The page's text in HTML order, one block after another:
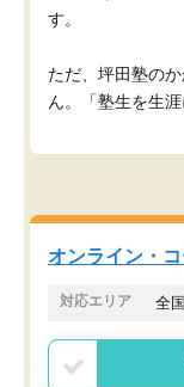
す。
ただ、坪田塾の
ん。「塾生を生涯
オンライン・
対応エリア 全国